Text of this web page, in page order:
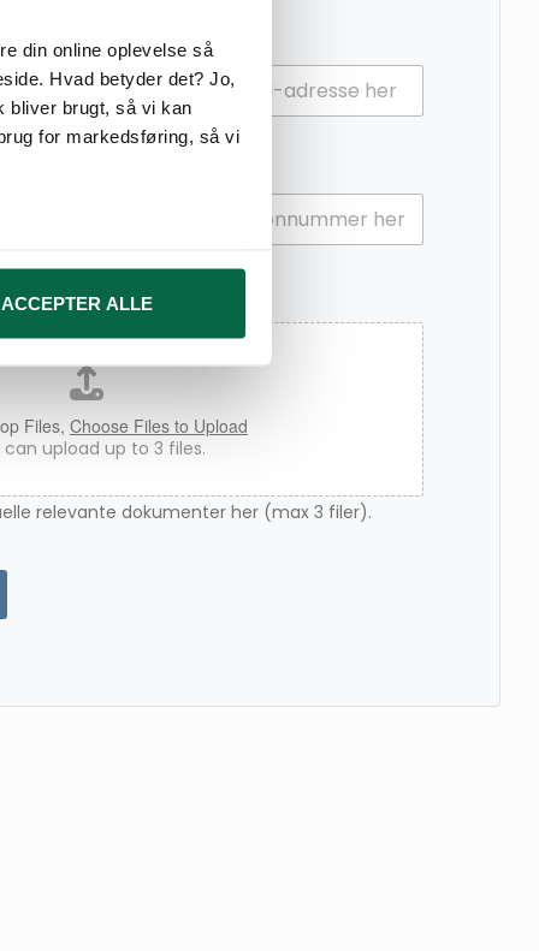
din online oplevelse så
Hvad betyder det? Jo,
bliver brugt, så vi kan
for markedsføring, så vi
oplysninger, du har givet
ACCEPTER ALLE
Files, Choose Files to Upload
can upload up to 3 files.
relevante dokumenter her (max 3 filer).